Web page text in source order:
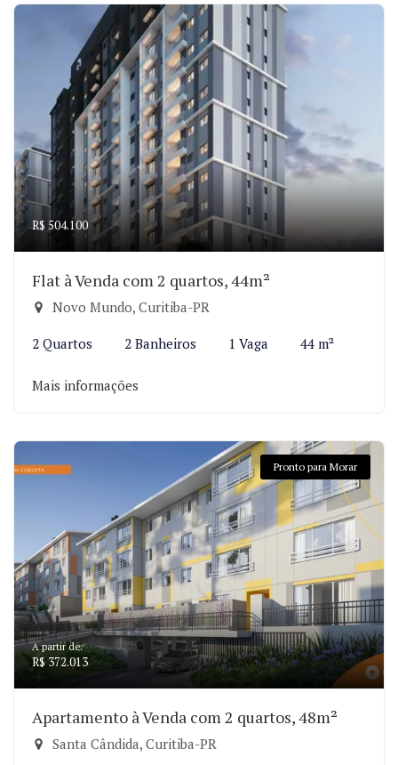
R$ 504.100
Flat à Venda com 2 quartos, 44m²
Novo Mundo, Curitiba-PR
2 Quartos 2 Banheiros 1 Vaga 44 m²
Mais informações
Pronto para Morar
A partir de:
R$ 372.013
Apartamento à Venda com 2 quartos, 48m²
Santa Cândida, Curitiba-PR